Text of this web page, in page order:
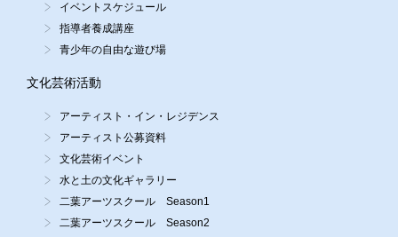
イベントスケジュール
指導者養成講座
青少年の自由な遊び場
文化芸術活動
アーティスト・イン・レジデンス
アーティスト公募資料
文化芸術イベント
水と土の文化ギャラリー
二葉アーツスクール Season1
二葉アーツスクール Season2